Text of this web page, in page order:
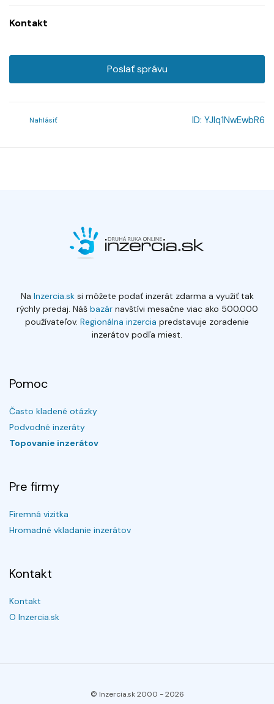
Kontakt
Poslať správu
Nahlásiť ID: YJlq1NwEwbR6
Na Inzercia.sksi môžete podať inzerát zdarma a využiť tak
rýchly predaj. Náš bazárnavštívi mesačne viac ako 500.000
používateľov. Regionálna inzercia predstavuje zoradenie
inzerátov podľa miest.
Pomoc
Často kladené otázky
Podvodné inzeráty
Topovanie inzerátov
Pre firmy
Firemná vizitka
Hromadné vkladanie inzerátov
Kontakt
Kontakt
O Inzercia.sk
© Inzercia.sk 2000 -2026